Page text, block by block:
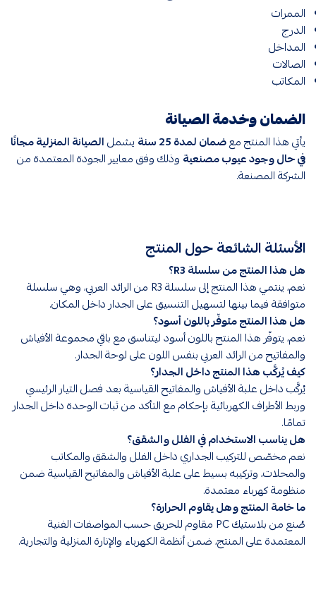
الممرات
الدرج
المداخل
الصالات
المكاتب
الضمان وخدمة الصيانة
يأتي هذا المنتج معضمان لمدة 25 سنة يشملالصيانة المنزلية مجانًا
في حال وجود عيوب مصنعية وذلك وفق معايير الجودة المعتمدة من
الشركة المصنعة.
الأسئلة الشائعة حول المنتج
هل هذا المنتج من سلسلة R3؟
نعم، ينتمي هذا المنتج إلى سلسلة R3 من الرائد العربي، وهي سلسلة
متوافقة فيما بينها لتسهيل التنسيق على الجدار داخل المكان.
هل هذا المنتج متوفّر باللون أسود؟
نعم، يتوفّر هذا المنتج باللون أسود ليتناسق مع باقي مجموعة الأفياش
والمفاتيح من الرائد العربي بنفس اللون على لوحة الجدار.
كيف يُركَّب هذا المنتج داخل الجدار؟
يُركَّب داخل علبة الأفياش والمفاتيح القياسية بعد فصل التيار الرئيسي
وربط الأطراف الكهربائية بإحكام مع التأكد من ثبات الوحدة داخل الجدار
تمامًا.
هل يناسب الاستخدام في الفلل والشقق؟
نعم مخصّص للتركيب الجداري داخل الفلل والشقق والمكاتب
والمحلات، وتركيبه بسيط على علبة الأفياش والمفاتيح القياسية ضمن
منظومة كهرباء معتمدة.
ما خامة المنتج وهل يقاوم الحرارة؟
صُنع من بلاستيك PC مقاوم للحريق حسب المواصفات الفنية
المعتمدة على المنتج، ضمن أنظمة الكهرباء والإنارة المنزلية والتجارية.